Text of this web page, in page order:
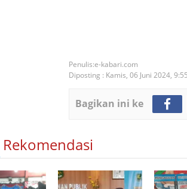
e-kabari.com
Diposting : Kamis, 06 Juni 2024,
Bagikan ini ke
Rekomendasi